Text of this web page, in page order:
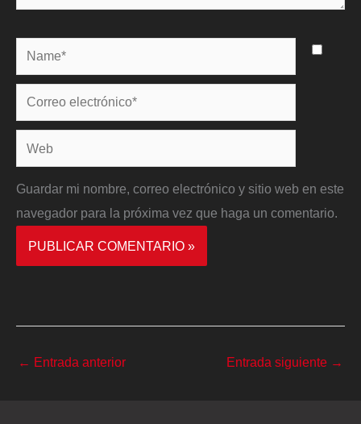
Name*
Correo
electrónico*
Web
Guardar mi nombre, correo electrónico y sitio web en este
navegador para la próxima vez que haga un comentario.
← Entrada anterior Entrada siguiente →